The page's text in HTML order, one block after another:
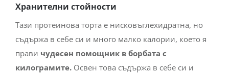
Хранителни стойности
Тази протеинова торта е нисковъглехидратна, но
съдържа в себе си и много малко калории, което я
прави чудесен помощник в борбата с
килограмите.Освен това съдържа в себе си и